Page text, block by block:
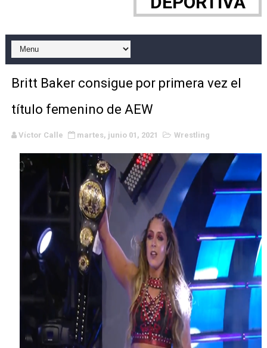
Mundial de esgrima 2026 (Hong Kong) - La
Raquel Rodriguez es la nueva monarca
Athletes Unlimited Softball League 2026 - Las Utah
Mundial de Fórmula 1 2026 - Lando Norris consigue
Copa del Mundo femenina 2026 - Estados Unidos
Campeonato de Europa de saltos 2026 (París,
Campeonato de Europa de natación artística 2026
Tour de Francia femenino 2026 - Etapa 5
Women's Pro Baseball League 2026
Campeonato de Europa en aguas abiertas 2026
Britt Baker consigue por primera vez el
título femenino de AEW
Víctor Calle martes, junio 01, 2021 Wrestling